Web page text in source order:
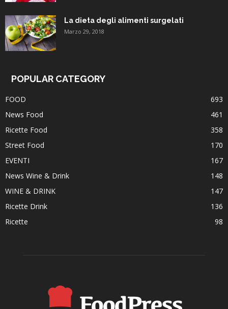
La dieta degli alimenti surgelati
Marzo 29, 2018
POPULAR CATEGORY
FOOD
693
News Food
461
Ricette Food
358
Street Food
170
EVENTI
167
News Wine & Drink
148
WINE & DRINK
147
Ricette Drink
136
Ricette
98